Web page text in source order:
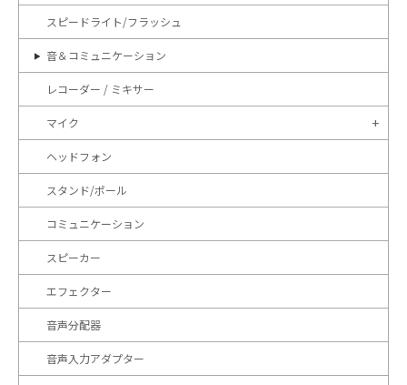
スピードライト/フラッシュ
音＆コミュニケーション
レコーダー / ミキサー
マイク
ヘッドフォン
スタンド/ポール
コミュニケーション
スピーカー
エフェクター
音声分配器
音声入力アダプター